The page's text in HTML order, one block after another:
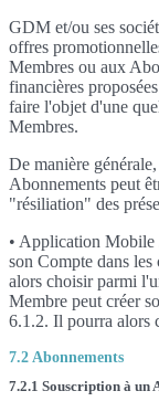
GDM et/ou ses
offres
Membres ou aux
financières
faire l'objet d'une
Membres.
De manière
Abonnements peut
"résiliation" des
• Application Mobile
son Compte dans
alors choisir parmi
Membre peut créer
6.1.2. Il pourra alors
7.2 Abonnements
7.2.1 Souscription à un